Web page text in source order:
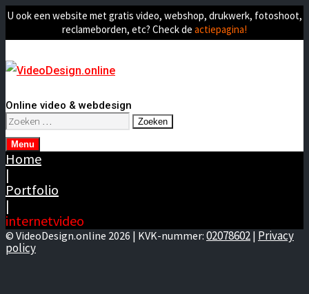
U ook een website met gratis video, webshop, drukwerk, fotoshoot,
reclameborden, etc? Check de actiepagina!
Online video & webdesign
Zoeken
naar:
Menu
Home
|
Portfolio
|
internetvideo
© VideoDesign.online 2026 | KVK-nummer: 02078602 | Privacy
policy